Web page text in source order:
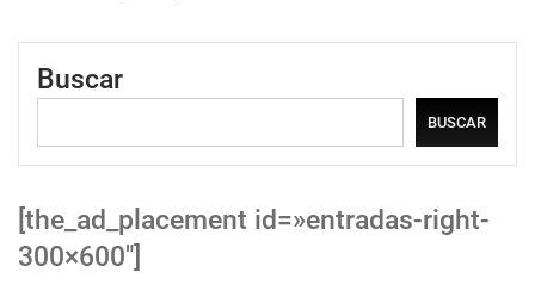
Buscar
BUSCAR
[the_ad_placement id=»entradas-right-
300×600″]